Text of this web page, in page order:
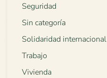
Seguridad
Sin categoría
Solidaridad internacional
Trabajo
Vivienda